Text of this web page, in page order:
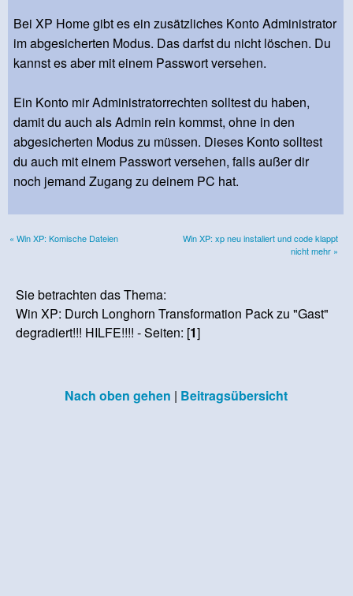
Bei XP Home gibt es ein zusätzliches Konto Administrator
im abgesicherten Modus. Das darfst du nicht löschen. Du
kannst es aber mit einem Passwort versehen.
Ein Konto mir Administratorrechten solltest du haben,
damit du auch als Admin rein kommst, ohne in den
abgesicherten Modus zu müssen. Dieses Konto solltest
du auch mit einem Passwort versehen, falls außer dir
noch jemand Zugang zu deinem PC hat.
« Win XP: Komische Dateien
Win XP: xp neu instaliert und code klappt
nicht mehr »
Sie betrachten das Thema:
Win XP: Durch Longhorn Transformation Pack zu "Gast"
degradiert!!! HILFE!!!! - Seiten: [1]
Nach oben gehen | Beitragsübersicht